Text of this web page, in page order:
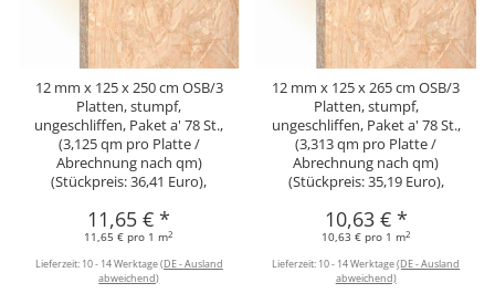
12 mm x 125 x 250 cm OSB/3
Platten, stumpf,
ungeschliffen, Paket a' 78 St.,
(3,125 qm pro Platte /
Abrechnung nach qm)
(Stückpreis: 36,41 Euro),
11,65 €*
11,65 € pro 1 m2
Lieferzeit: 10 - 14 Werktage(DE - Ausland
abweichend)
12 mm x 125 x 265 cm OSB/3
Platten, stumpf,
ungeschliffen, Paket a' 78 St.,
(3,313 qm pro Platte /
Abrechnung nach qm)
(Stückpreis: 35,19 Euro),
10,63 € *
10,63 € pro 1 m2
Lieferzeit: 10 - 14 Werktage(DE - Ausland
abweichend)